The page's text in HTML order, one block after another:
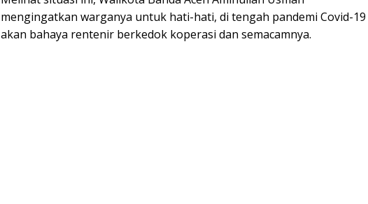
mengingatkan warganya untuk hati-hati, di tengah pandemi Covid-19
akan bahaya rentenir berkedok koperasi dan semacamnya.